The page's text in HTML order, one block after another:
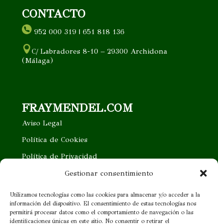
Gestionar consentimiento
Utilizamos tecnologías como las cookies para almacenar y/o acceder a la
información del dispositivo. El consentimiento de estas tecnologías nos
permitirá procesar datos como el comportamiento de navegación o las
identificaciones únicas en este sitio. No consentir o retirar el
CONTACTO
952 000 319 | 651 818 136
C/ Labradores 8-10 – 29300 Archidona
(Málaga)
FRAYMENDEL.COM
Aviso Legal
Política de Cookies
Política de Privacidad
Trabaja con nosotros
Proveedor cercano